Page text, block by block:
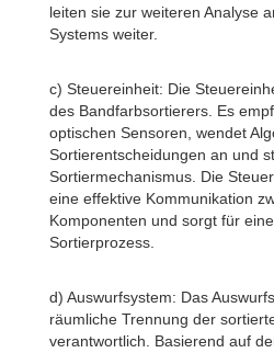
leiten sie zur weiteren Analyse
Systems weiter.
c) Steuereinheit: Die
des Bandfarbsortierers. Es
optischen Sensoren, wendet
Sortierentscheidungen an und
Sortiermechanismus. Die
eine effektive Kommunikation
Komponenten und sorgt für
Sortierprozess.
d) Auswurfsystem: Das
räumliche Trennung der
verantwortlich. Basierend auf